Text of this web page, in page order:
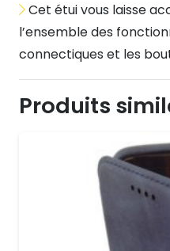
Cet étui vous laisse
l’ensemble des
connectiques et les
Produits